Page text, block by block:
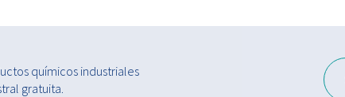
químicos industriales
gratuita.